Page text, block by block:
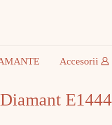
Accesorii
E1444